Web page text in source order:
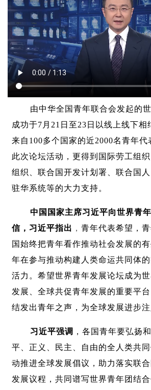
由中华全国青年联合会发起的
成功于7月21日至23日以线上线下相
来自 100多个国家的近2000名青年代
此次论坛活动，更得到国际劳工组
组织、联合国开发计划署、联合国
驻华系统等的大力支持。
中国国家主席习近平向世界青
信，习近平指出 ， 青年代表希望，
国始终把青年看作推动社会发展的
年在参与推动构建人类命运共同体
活力。希望世界青年发展论坛成为
发展、全球共促青年发展的重要平
结发出青年之声，为全球发展进步注
习近平强调 ，各国青年要弘扬
平、正义、民主、自由的全人类共
动推进全球发展倡议，助力落实联
发展议程，共同谱写世界青年团结